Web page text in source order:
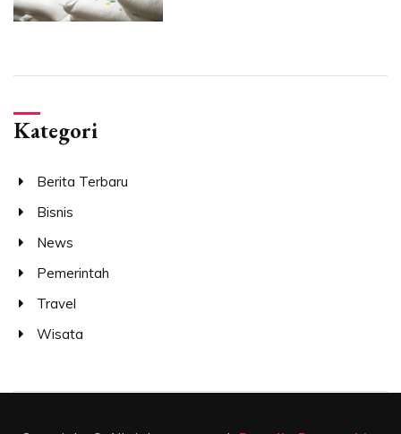
Kategori
Berita Terbaru
Bisnis
News
Pemerintah
Travel
Wisata